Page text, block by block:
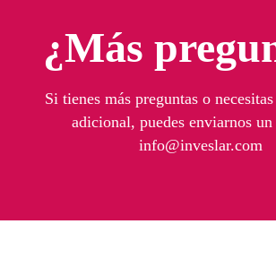
¿Más
Si tienes más preguntas o
adicional, puedes enviarnos
info@inveslar.com